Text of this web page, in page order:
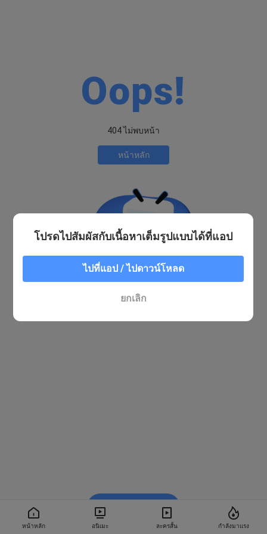
หน้าหลัก อนิเมะ ละครสั้น กำลังมาแรง
Oops!
404 ไม่พบหน้า
หน้าหลัก
โปรดไปสัมผัสกับเนื้อหาเต็มรูปแบบได้ที่แอป
ไปที่แอป / ไปดาวน์โหลด
ยกเลิก
รับชมใน BiliBili